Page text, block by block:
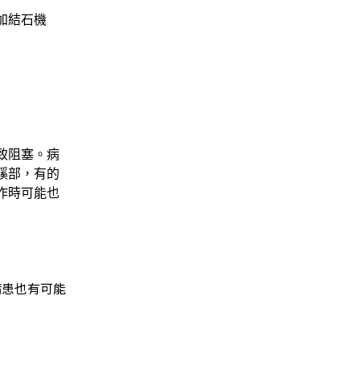
結石機
阻塞。病
部，有的
時可能也
也有可能